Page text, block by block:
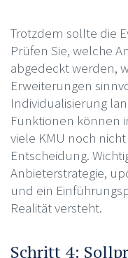
Trotzdem sollte die
Prüfen Sie, welche
abgedeckt werden,
Erweiterungen
Individualisierung
Funktionen können
viele KMU noch
Entscheidung.
Anbieterstrategie,
und ein
Realität versteht.
Schritt 4: